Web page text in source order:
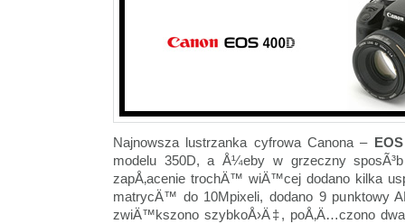
Najnowsza lustrzanka cyfrowa Canona –
modelu 350D, a Å¼eby w grzeczny
zapÅ‚acenie trochÄ™ wiÄ™cej dodano kilka
matrycÄ™ do 10Mpixeli, dodano 9 punktowy
zwiÄ™kszono szybkoÅ›Ä‡, poÅ‚Ä…czono